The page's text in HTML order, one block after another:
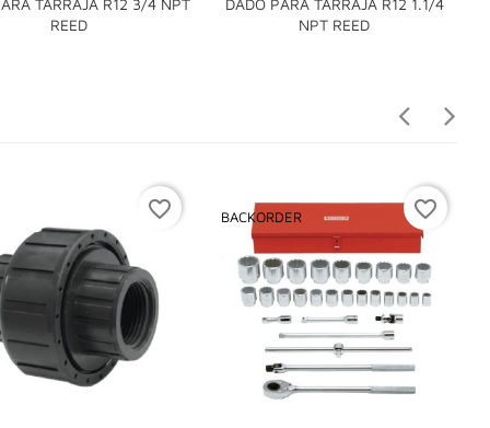
REED

NPT REED

favorite_border BACKORDER favorite_border